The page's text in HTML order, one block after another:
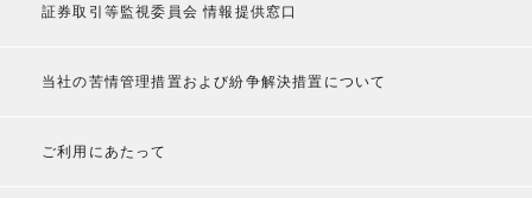
証券取引等監視委員会 情報提供窓口
当社の苦情管理措置および紛争解決措置について
ご利用にあたって